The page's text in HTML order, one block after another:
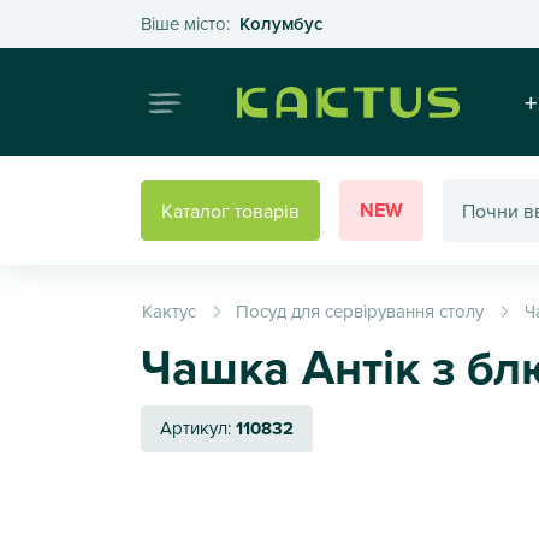
Віше місто: КолумбусОберіть своє місто
Каталог товарів NEW
Кактус Посуд для сервірування столу
Чашка Антік з
Артикул:110832